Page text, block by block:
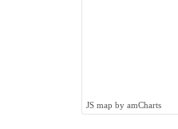
JS map by amCharts